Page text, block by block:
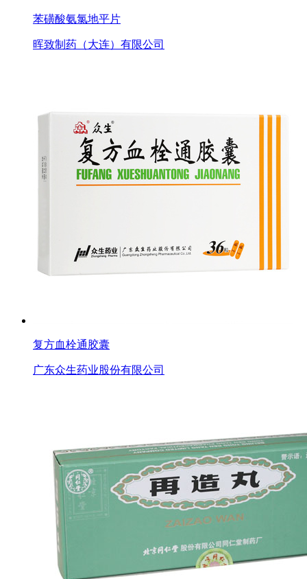
苯磺酸氨氯地平片
晖致制药（大连）有限公司
复方血栓通胶囊
广东众生药业股份有限公司